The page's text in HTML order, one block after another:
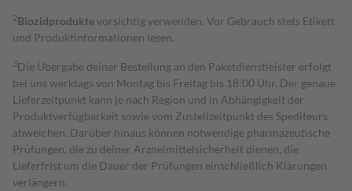
2Biozidproduktevorsichtig verwenden. Vor Gebrauch stets Etikett
und Produktinformationen lesen.
3Die Übergabe deiner Bestellung an den Paketdienstleister erfolgt
bei uns werktags von Montag bis Freitag bis 18:00 Uhr. Der genaue
Lieferzeitpunkt kann je nach Region und in Abhängigkeit der
Produktverfügbarkeit sowie vom Zustellzeitpunkt des Spediteurs
abweichen. Darüber hinaus können notwendige pharmazeutische
Prüfungen, die zu deiner Arzneimittelsicherheit dienen, die
Lieferfrist um die Dauer der Prüfungen einschließlich Klärungen
verlängern.